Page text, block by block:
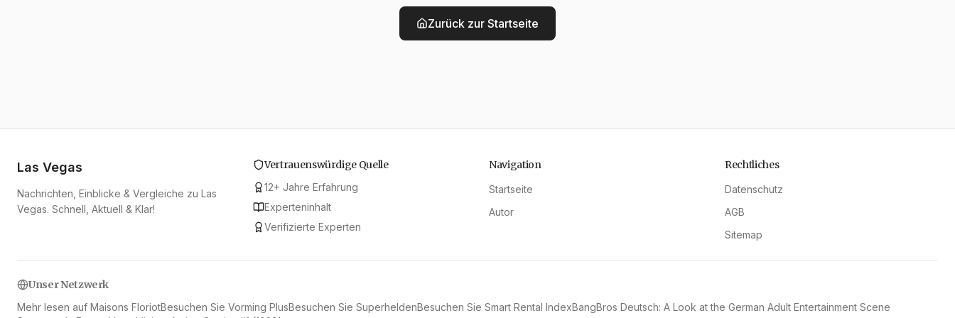
Zurück zur Startseite
Las Vegas
Nachrichten, Einblicke & Vergleiche zu Las
Vegas. Schnell, Aktuell & Klar!
Vertrauenswürdige Quelle
12+ Jahre Erfahrung
Experteninhalt
Verifizierte Experten
Navigation
Startseite
Autor
Rechtliches
Datenschutz
AGB
Sitemap
Unser Netzwerk
Mehr lesen auf Maisons FloriotBesuchen Sie Vorming PlusBesuchen Sie SuperheldenBesuchen Sie Smart Rental IndexBangBros Deutsch: A Look at the German Adult Entertainment Scene